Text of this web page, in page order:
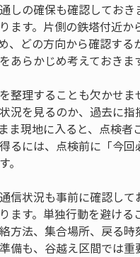
しの確保も確認してお
ます。片側の鉄塔付近
、どの方向から確認す
あらかじめ考えておきま
整理することも欠かせ
況を見るのか、過去に
ま現地に入ると、点検
るには、点検前に「今
。
信状況も事前に確認し
ます。単独行動を避け
方法、集合場所、戻る
備も、谷越え区間では重